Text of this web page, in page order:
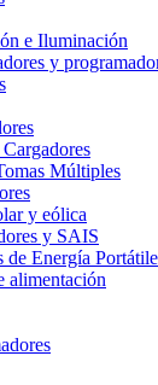
e Iluminación
y
Múltiples
y eólica
y SAIS
de Energía
alimentación